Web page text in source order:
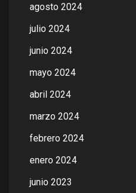
agosto 2024
julio 2024
junio 2024
mayo 2024
abril 2024
marzo 2024
febrero 2024
enero 2024
junio 2023